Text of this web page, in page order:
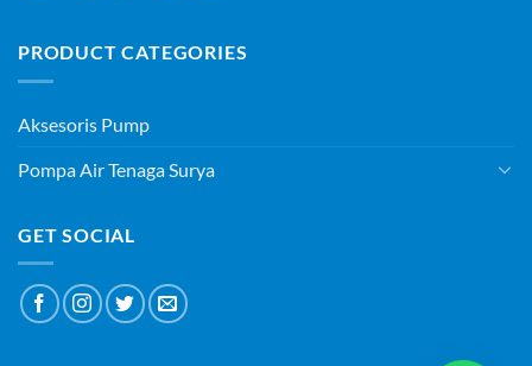
PRODUCT CATEGORIES
Aksesoris Pump
Pompa Air Tenaga Surya
GET SOCIAL